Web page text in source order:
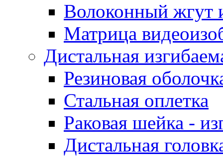
Волоконный жгут
Матрица
Дистальная
Резиновая
Стальная оплетка
Раковая шейка -
Дистальная